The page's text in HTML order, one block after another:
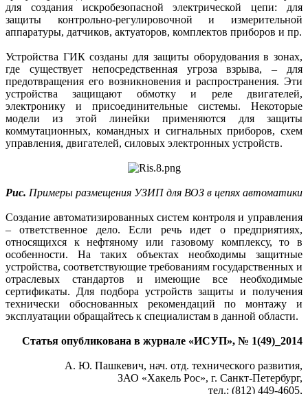
для создания искробезопасной электрической цепи: для
защиты контрольно-регулировочной и измерительной
аппаратуры, датчиков, актуаторов, комплектов приборов и пр.
Устройства ГИК созданы для защиты оборудования в зонах,
где существует непосредственная угроза взрыва, – для
предотвращения его возникновения и распространения. Эти
устройства защищают обмотку и реле двигателей,
электронику и присоединительные системы. Некоторые
модели из этой линейки применяются для защиты
коммутационных, команд­ных и сигнальных приборов, схем
управления, двигателей, силовых электронных устройств.
Рис. Примеры размещения УЗИП для ВОЗ в цепях автоматики
Создание автоматизированных систем контроля и управления
– ответственное дело. Если речь идет о предприятиях,
относящихся к нефтяному или газовому комплексу, то в
особенности. На таких объектах необходимы защитные
устройства, соответствующие требованиям государственных и
отраслевых стандартов и имеющие все необходимые
сертификаты. Для подбора устройств защиты и получения
технически обоснованных рекомендаций по монтажу и
эксплуатации обращайтесь к специалистам в данной области.
Статья опубликована в журнале «ИСУП», № 1(49)_2014
А. Ю. Пашкевич, нач. отд. технического развития,
ЗАО «Хакель Рос», г. Санкт-Петербург,
тел.: (812) 449-4605,